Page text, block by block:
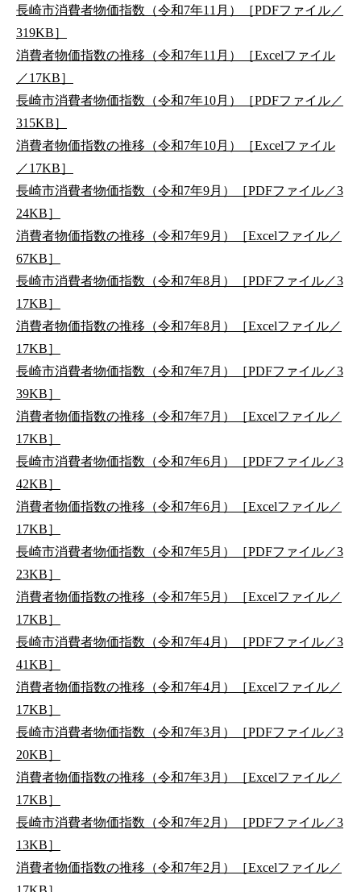
長崎市消費者物価指数（令和7年11月）［PDFファイル／
319KB］
消費者物価指数の推移（令和7年11月）［Excelファイル
／17KB］
長崎市消費者物価指数（令和7年10月）［PDFファイル／
315KB］
消費者物価指数の推移（令和7年10月）［Excelファイル
／17KB］
長崎市消費者物価指数（令和7年9月）［PDFファイル／3
24KB］
消費者物価指数の推移（令和7年9月）［Excelファイル／
67KB］
長崎市消費者物価指数（令和7年8月）［PDFファイル／3
17KB］
消費者物価指数の推移（令和7年8月）［Excelファイル／
17KB］
長崎市消費者物価指数（令和7年7月）［PDFファイル／3
39KB］
消費者物価指数の推移（令和7年7月）［Excelファイル／
17KB］
長崎市消費者物価指数（令和7年6月）［PDFファイル／3
42KB］
消費者物価指数の推移（令和7年6月）［Excelファイル／
17KB］
長崎市消費者物価指数（令和7年5月）［PDFファイル／3
23KB］
消費者物価指数の推移（令和7年5月）［Excelファイル／
17KB］
長崎市消費者物価指数（令和7年4月）［PDFファイル／3
41KB］
消費者物価指数の推移（令和7年4月）［Excelファイル／
17KB］
長崎市消費者物価指数（令和7年3月）［PDFファイル／3
20KB］
消費者物価指数の推移（令和7年3月）［Excelファイル／
17KB］
長崎市消費者物価指数（令和7年2月）［PDFファイル／3
13KB］
消費者物価指数の推移（令和7年2月）［Excelファイル／